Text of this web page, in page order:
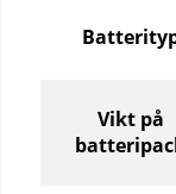
Vikt på